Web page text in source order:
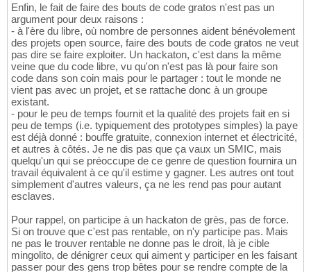
Enfin, le fait de faire des bouts de code gratos n'est pas un
argument pour deux raisons :
- à l'ère du libre, où nombre de personnes aident bénévolement
des projets open source, faire des bouts de code gratos ne veut
pas dire se faire exploiter. Un hackaton, c'est dans la même
veine que du code libre, vu qu'on n'est pas là pour faire son
code dans son coin mais pour le partager : tout le monde ne
vient pas avec un projet, et se rattache donc à un groupe
existant.
- pour le peu de temps fournit et la qualité des projets fait en si
peu de temps (i.e. typiquement des prototypes simples) la paye
est déjà donné : bouffe gratuite, connexion internet et électricité,
et autres à côtés. Je ne dis pas que ça vaux un SMIC, mais
quelqu'un qui se préoccupe de ce genre de question fournira un
travail équivalent à ce qu'il estime y gagner. Les autres ont tout
simplement d'autres valeurs, ça ne les rend pas pour autant
esclaves.
Pour rappel, on participe à un hackaton de grès, pas de force.
Si on trouve que c'est pas rentable, on n'y participe pas. Mais
ne pas le trouver rentable ne donne pas le droit, là je cible
mingolito, de dénigrer ceux qui aiment y participer en les faisant
passer pour des gens trop bêtes pour se rendre compte de la